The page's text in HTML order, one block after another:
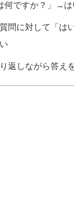
ですか？」→は
問に対して「は
返しながら答え